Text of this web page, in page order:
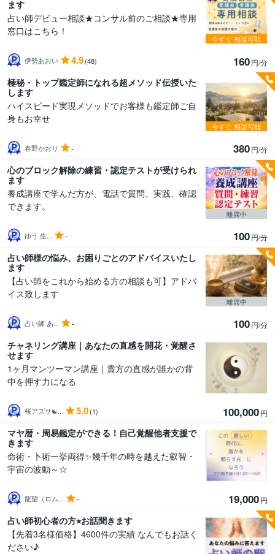
ます
占い師デビュー相談★コンサル前のご相談★専用
窓口はこちら！
伊勢あおい 4.9(48) 160円/分
今すぐ 相談可能
極秘・トップ鑑定師になれる超メソッド伝授いた
します
ハイスピード実現メソッドでお客様も鑑定師ご自
身もお幸せ
春野かおり - 380円/分
今すぐ 相談可能
心のブロック解除の練習・認定テストが受けられ
ます
養成講座で学んだ方が、電話で質問、実践、確認
できます。
ゆう 生... - 100円/分
離席中
占い師様の悩み、お困りごとのアドバイスいたし
ます
【占い師をこれから始める方の相談も可】アドバ
イス致します
占い師 あ... - 100円/分
離席中
チャネリング講座｜あなたの直感を開花・覚醒さ
せます
1ヶ月マンツーマン講座｜貴方の直感が誰かの背
中を押す力になる
桜アズサ☯... 5.0(1) 100,000円
マヤ暦・周易鑑定ができる！自己覚醒他者支援で
きます
命術・卜術一挙両得✨幾千年の時を越えた叡智・
宇宙の波動～☆
龍望（ロム... - 19,000円
占い師初心者の方⭐︎お話聞きます
【先着3名様価格】4600件の実績 なんでもお話く
ださい♪